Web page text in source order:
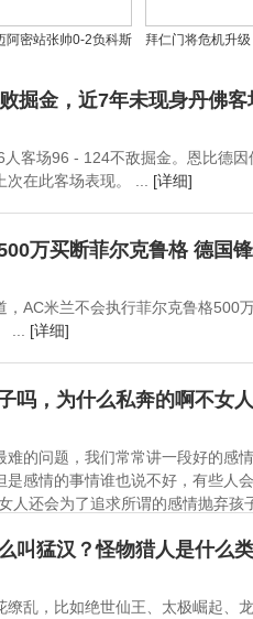
阿密站张帅0-2负科斯
局
拜仁门将危机升
出场纪录，劳工
掘金，近7年未现身丹佛
客场96 - 124不敌掘金。恩比德
在此客场表现。 ... [详细]
万买断菲尔克鲁格 德国
，AC米兰不会执行菲尔克鲁格500
... [详细]
吗，为什么私奔的啊不女
难的问题，我们常常讲一段好的感
是感情的事情谁也说不好，有些人
人还会为了追求所谓的感情抛弃孩
叫猛汉？怪物猎人是什么
缭乱，比如绝世仙王、太极崛起、